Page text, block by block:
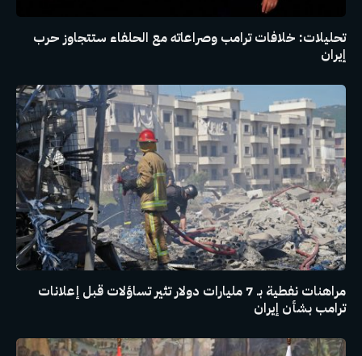
تحليلات: خلافات ترامب وصراعاته مع الحلفاء ستتجاوز حرب
إيران
مراهنات نفطية بـ 7 مليارات دولار تثير تساؤلات قبل إعلانات
ترامب بشأن إيران